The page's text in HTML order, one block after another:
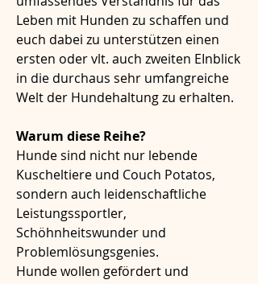
Leben mit Hunden zu schaffen und
euch dabei zu unterstützen einen
ersten oder vlt. auch zweiten EInblick
in die durchaus sehr umfangreiche
Welt der Hundehaltung zu erhalten.
Warum diese Reihe?
Hunde sind nicht nur lebende
Kuscheltiere und Couch Potatos,
sondern auch leidenschaftliche
Leistungssportler,
Schöhnheitswunder und
Problemlösungsgenies.
Hunde wollen gefördert und